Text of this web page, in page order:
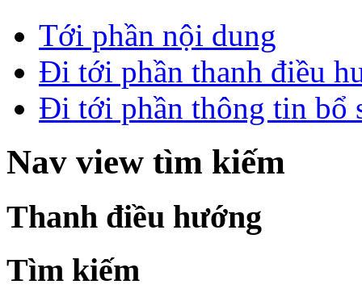
Tới phần nội dung
Đi tới phần thanh điều
Đi tới phần thông tin bổ
Nav view tìm kiếm
Thanh điều hướng
Tìm kiếm